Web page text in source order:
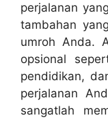
perjalanan
tambahan
umroh Anda.
opsional
pendidikan,
perjalanan
sangatlah